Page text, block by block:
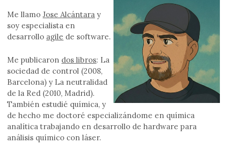
Me llamoJose Alcántara y
soy especialista en
desarrollo agile de software.
Me publicaron dos libros: La
sociedad de control (2008,
Barcelona) y La neutralidad
de la Red (2010, Madrid).
También estudié química, y
de hecho me doctoré especializándome en química
analítica trabajando en desarrollo de hardware para
análisis químico con láser.